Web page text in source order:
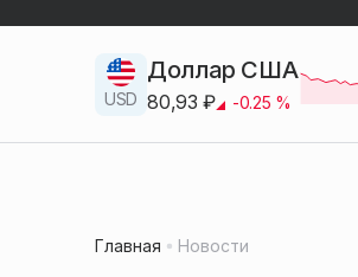
USD
Доллар США
80,93 ₽ -0.25 %
Главная Новости